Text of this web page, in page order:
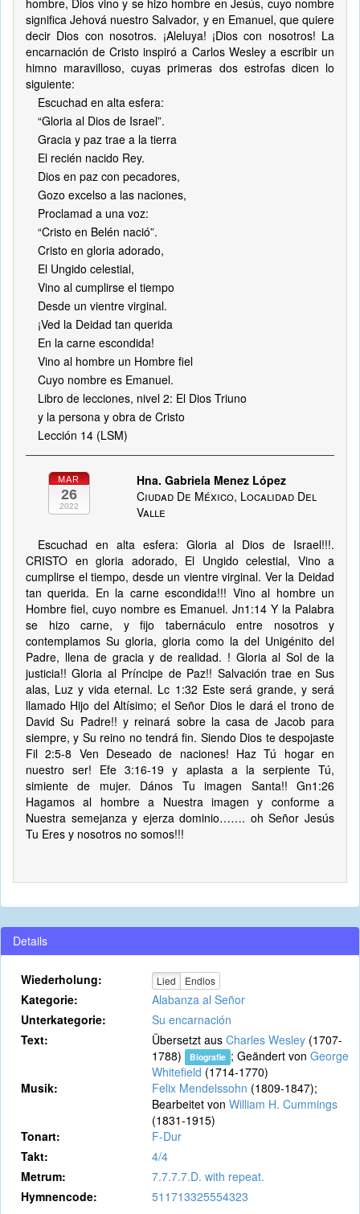
hombre, Dios vino y se hizo hombre en Jesús, cuyo nombre
significa Jehová nuestro Salvador, y en Emanuel, que quiere
decir Dios con nosotros. ¡Aleluya! ¡Dios con nosotros! La
encarnación de Cristo inspiró a Carlos Wesley a escribir un
himno maravilloso, cuyas primeras dos estrofas dicen lo
siguiente:
Escuchad en alta esfera:
“Gloria al Dios de Israel”.
Gracia y paz trae a la tierra
El recién nacido Rey.
Dios en paz con pecadores,
Gozo excelso a las naciones,
Proclamad a una voz:
“Cristo en Belén nació”.
Cristo en gloria adorado,
El Ungido celestial,
Vino al cumplirse el tiempo
Desde un vientre virginal.
¡Ved la Deidad tan querida
En la carne escondida!
Vino al hombre un Hombre fiel
Cuyo nombre es Emanuel.
Libro de lecciones, nivel 2: El Dios Triuno
y la persona y obra de Cristo
Lección 14 (LSM)
MAR
26
2022
Hna. Gabriela Menez López
Ciudad De México, Localidad Del
Valle
Escuchad en alta esfera: Gloria al Dios de Israel!!!.
CRISTO en gloria adorado, El Ungido celestial, Vino a
cumplirse el tiempo, desde un vientre virginal. Ver la Deidad
tan querida. En la carne escondida!!! Vino al hombre un
Hombre fiel, cuyo nombre es Emanuel. Jn1:14 Y la Palabra
se hizo carne, y fijo tabernáculo entre nosotros y
contemplamos Su gloria, gloria como la del Unigénito del
Padre, llena de gracia y de realidad. ! Gloria al Sol de la
justicia!! Gloria al Príncipe de Paz!! Salvación trae en Sus
alas, Luz y vida eternal. Lc 1:32 Este será grande, y será
llamado Hijo del Altísimo; el Señor Dios le dará el trono de
David Su Padre!! y reinará sobre la casa de Jacob para
siempre, y Su reino no tendrá fin. Siendo Dios te despojaste
Fil 2:5-8 Ven Deseado de naciones! Haz Tú hogar en
nuestro ser! Efe 3:16-19 y aplasta a la serpiente Tú,
simiente de mujer. Dános Tu imagen Santa!! Gn1:26
Hagamos al hombre a Nuestra imagen y conforme a
Nuestra semejanza y ejerza dominio……. oh Señor Jesús
Tu Eres y nosotros no somos!!!
Details
Wiederholung: Lied Endlos
Kategorie:
Alabanza al Señor
Unterkategorie:
Su encarnación
Text:
Übersetzt aus Charles Wesley (1707-
1788)
Biografie ; Geändert vonGeorge
Whitefield (1714-1770)
Musik:
Felix Mendelssohn (1809-1847);
Bearbeitet von William H. Cummings
(1831-1915)
Tonart:
F-Dur
Takt:
4/4
Metrum:
7.7.7.7.D. with repeat.
Hymnencode:
511713325554323